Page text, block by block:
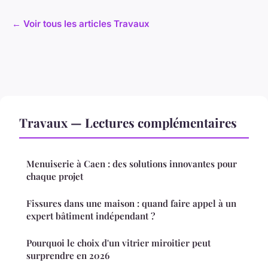
← Voir tous les articles Travaux
Travaux — Lectures complémentaires
Menuiserie à Caen : des solutions innovantes pour
chaque projet
Fissures dans une maison : quand faire appel à un
expert bâtiment indépendant ?
Pourquoi le choix d'un vitrier miroitier peut
surprendre en 2026